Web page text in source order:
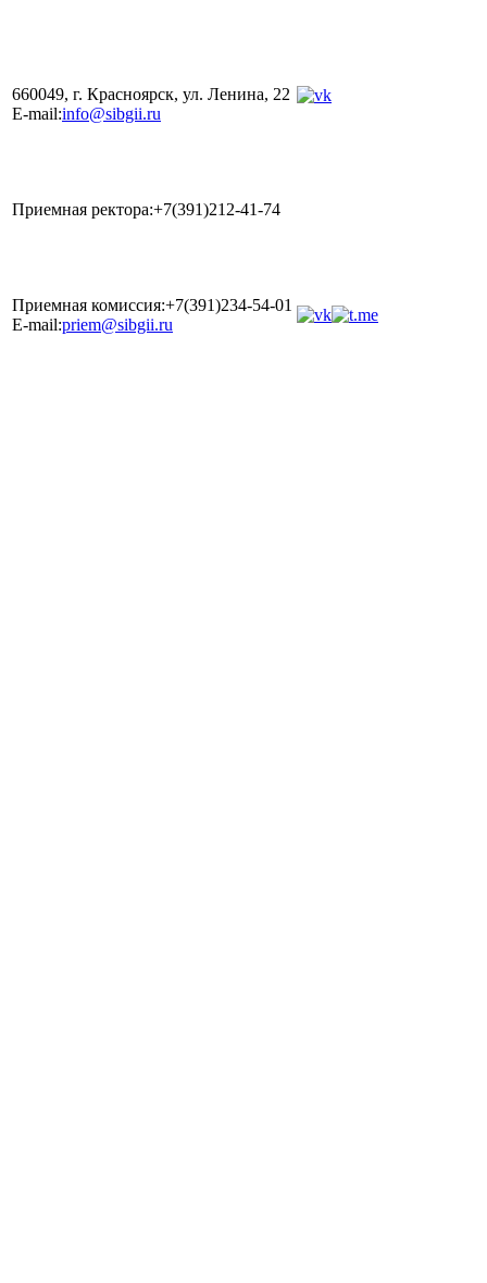
660049, г. Красноярск, ул. Ленина, 22
E-mail:info@sibgii.ru
Приемная ректора:+7(391)212-41-74
Приемная комиссия:+7(391)234-54-01
E-mail:priem@sibgii.ru